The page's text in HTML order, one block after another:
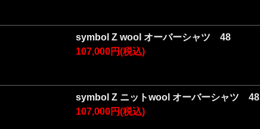
symbol Z wool オーバーシャツ 48
107,000円(税込)
symbol Z ニットwool オーバーシャツ 48
107,000円(税込)